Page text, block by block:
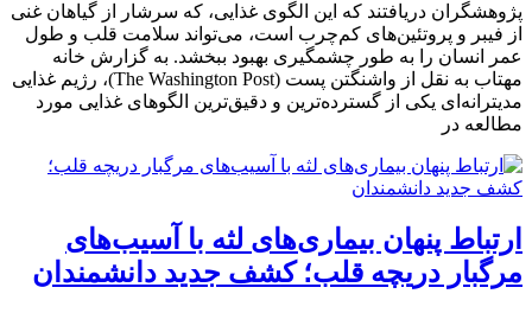
پژوهشگران دریافتند که این الگوی غذایی، که سرشار از گیاهان غنی
از فیبر و پروتئین‌های کم‌چرب است، می‌تواند سلامت قلب و طول
عمر انسان را به طور چشمگیری بهبود ببخشد. به گزارش خانه
مهتاب به نقل از واشنگتن پست (The Washington Post)، رژیم غذایی
مدیترانه‌ای یکی از گسترده‌ترین و دقیق‌ترین الگوهای غذایی مورد
مطالعه در
ارتباط پنهان بیماری‌های لثه با آسیب‌های
مرگبار دریچه قلب؛ کشف جدید دانشمندان